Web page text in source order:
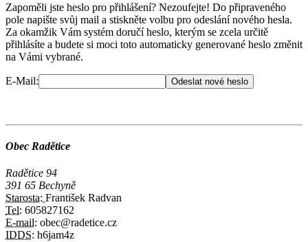
Zapoměli jste heslo pro přihlášení? Nezoufejte! Do připraveného
pole napište svůj mail a stiskněte volbu pro odeslání nového hesla.
Za okamžik Vám systém doručí heslo, kterým se zcela určitě
přihlásíte a budete si moci toto automaticky generované heslo změnit
na Vámi vybrané.
E-Mail:
Obec Radětice
Radětice 94
391 65 Bechyně
Starosta: František Radvan
Tel: 605827162
E-mail: obec@radetice.cz
IDDS: h6jam4z